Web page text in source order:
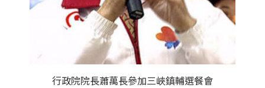
行政院院長蕭萬長參加三峽鎮輔選餐會